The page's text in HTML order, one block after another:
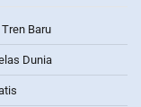
Baru
Dunia